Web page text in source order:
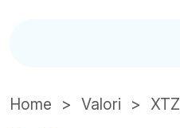
Home Valori XTZ